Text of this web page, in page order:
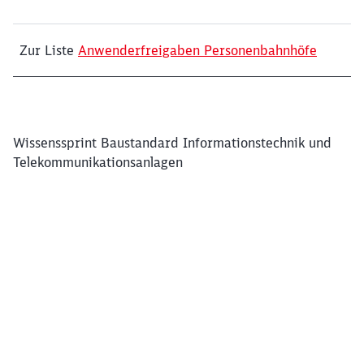
Zur Liste Anwenderfreigaben Personenbahnhöfe
Wissenssprint Baustandard Informationstechnik und
Telekommunikationsanlagen